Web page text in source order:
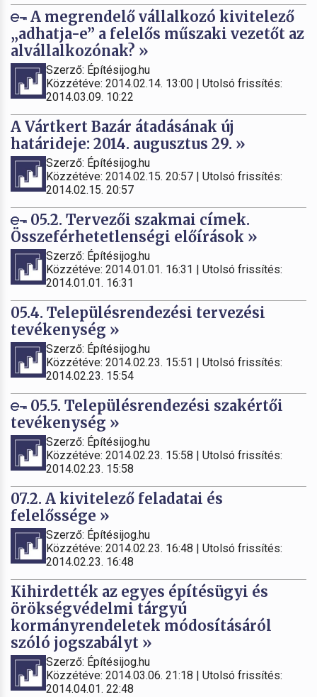
A megrendelő vállalkozó kivitelező
„adhatja-e” a felelős műszaki vezetőt az
alvállalkozónak? »
Szerző: Építésijog.hu
Közzétéve: 2014.02.14. 13:00 | Utolsó frissítés:
2014.03.09. 10:22
A Vártkert Bazár átadásának új
határideje: 2014. augusztus 29. »
Szerző: Építésijog.hu
Közzétéve: 2014.02.15. 20:57 | Utolsó frissítés:
2014.02.15. 20:57
05.2. Tervezői szakmai címek.
Összeférhetetlenségi előírások »
Szerző: Építésijog.hu
Közzétéve: 2014.01.01. 16:31 | Utolsó frissítés:
2014.01.01. 16:31
05.4. Településrendezési tervezési
tevékenység »
Szerző: Építésijog.hu
Közzétéve: 2014.02.23. 15:51 | Utolsó frissítés:
2014.02.23. 15:54
05.5. Településrendezési szakértői
tevékenység »
Szerző: Építésijog.hu
Közzétéve: 2014.02.23. 15:58 | Utolsó frissítés:
2014.02.23. 15:58
07.2. A kivitelező feladatai és
felelőssége »
Szerző: Építésijog.hu
Közzétéve: 2014.02.23. 16:48 | Utolsó frissítés:
2014.02.23. 16:48
Kihirdették az egyes építésügyi és
örökségvédelmi tárgyú
kormányrendeletek módosításáról
szóló jogszabályt »
Szerző: Építésijog.hu
Közzétéve: 2014.03.06. 21:18 | Utolsó frissítés:
2014.04.01. 22:48